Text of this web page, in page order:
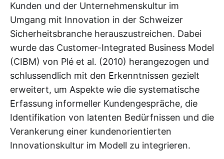
Kunden und der Unternehmenskultur im
Umgang mit Innovation in der Schweizer
Sicherheitsbranche herauszustreichen. Dabei
wurde das Customer-Integrated Business Model
(CIBM) von Plé et al. (2010) herangezogen und
schlussendlich mit den Erkenntnissen gezielt
erweitert, um Aspekte wie die systematische
Erfassung informeller Kundengespräche, die
Identifikation von latenten Bedürfnissen und die
Verankerung einer kundenorientierten
Innovationskultur im Modell zu integrieren.